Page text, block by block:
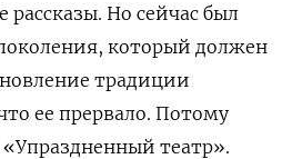
рассказы. Но сейчас был
который должен
традиции
ее прервало. Потому
театр».